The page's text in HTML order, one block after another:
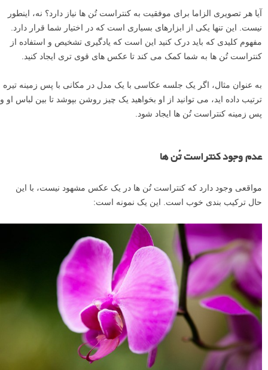
آیا هر تصویری الزاما برای موفقیت به کنتراست تُن ها نیاز دارد؟ نه، اینطور
نیست. این تنها یکی از ابزارهای بسیاری است که در اختیار شما قرار دارد.
مفهوم کلیدی که باید درک کنید این است که یادگیری تشخیص و استفاده از
کنتراست تُن ها به شما کمک می کند تا عکس های قوی تری ایجاد کنید.
به عنوان مثال، اگر یک جلسه عکاسی با یک مدل در مکانی با پس زمینه تیره
ترتیب داده اید، می توانید از او بخواهید یک چیز روشن بپوشد تا بین لباس او و
پس زمینه کنتراست تُن ها ایجاد شود.
عدم وجود کنتراست تُن ها
مواقعی وجود دارد که کنتراست تُن ها در یک عکس مشهود نیست، با این
حال ترکیب بندی خوب است. این یک نمونه است: